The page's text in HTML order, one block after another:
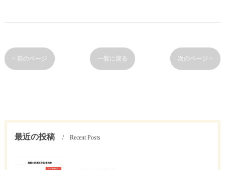
< 前のページ 一覧に戻る 次のページ >
最近の投稿 Recent Posts